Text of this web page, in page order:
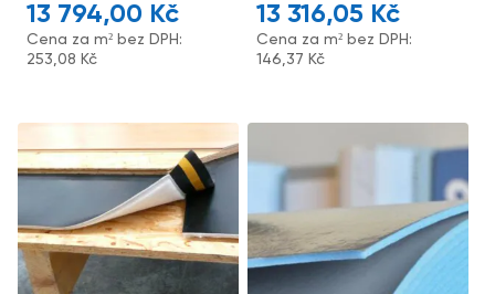
13 794,00 Kč
Cena za m² bez DPH:
253,08 Kč
13 316,05 Kč
Cena za m² bez DPH:
146,37 Kč